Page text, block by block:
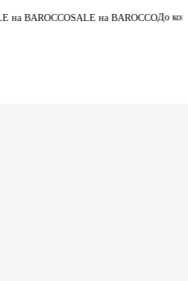
SALE на BAROCCOДо конца акции06:21: